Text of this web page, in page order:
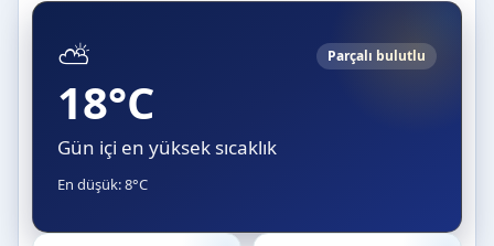
⛅ Parçalı bulutlu
18°C
Gün içi en yüksek sıcaklık
En düşük: 8°C